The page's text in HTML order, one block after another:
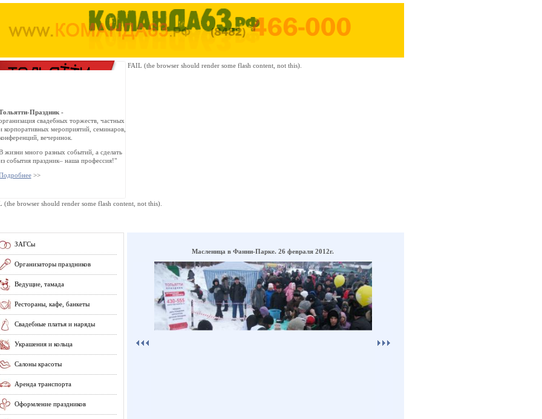
Праздник -
свадебных торжеств, частных
корпоративных мероприятий, семинаров,
вечеринок.
жизни много разных событий, а сделать
события праздник– наша профессия!"
>>
FAIL (the browser should render some flash content, not this).
(the browser should render some flash content, not this).
ЗАГСы
Организаторы праздников
Ведущие, тамада
Рестораны, кафе, банкеты
Свадебные платья и наряды
Украшения и кольца
Салоны красоты
Аренда транспорта
Оформление праздников
Масленица в Фанни-Парке. 26 февраля 2012г.